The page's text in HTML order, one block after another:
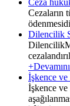
Cezaların
Dilencilik
İşkence ve
İşkence ve